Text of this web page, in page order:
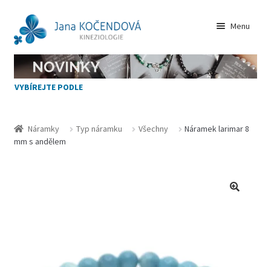
Přeskočit
na
Přejít
k
webu
Menu
VŠECHNY NÁRAMKY
NOVINKY
JAK VYBÍRAT
VYBÍREJTE PODLE
Náramky Typ náramku Všechny
Náramek larimar 8
mm s andělem